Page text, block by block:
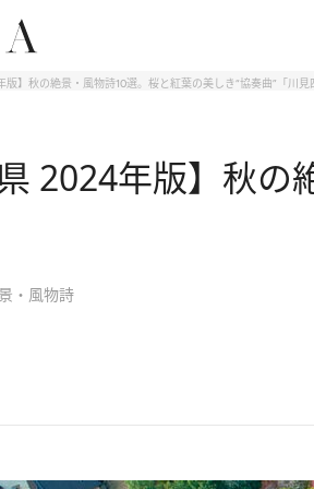
版】秋の絶景・風物詩10選。桜と紅葉の美しき“協奏曲”「川
県 2024年版】秋
・風物詩